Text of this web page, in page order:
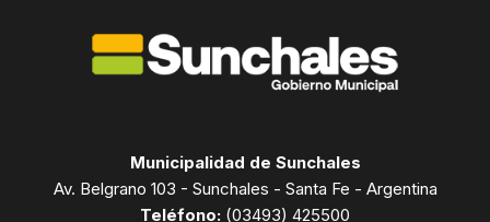
Municipalidad de Sunchales
Av. Belgrano 103 - Sunchales - Santa Fe - Argentina
Teléfono: (03493) 425500